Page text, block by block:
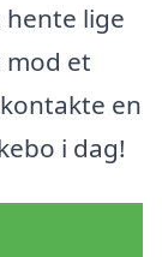
lige
et
en
i dag!